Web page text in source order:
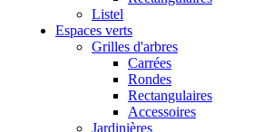
Listel
Espaces verts
Grilles d'arbres
Carrées
Rondes
Rectangulaires
Accessoires
Jardinières